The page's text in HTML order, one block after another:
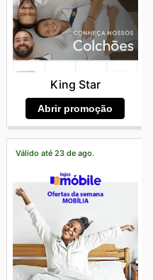
King Star
Abrir promoção
Válido até 23 de ago.